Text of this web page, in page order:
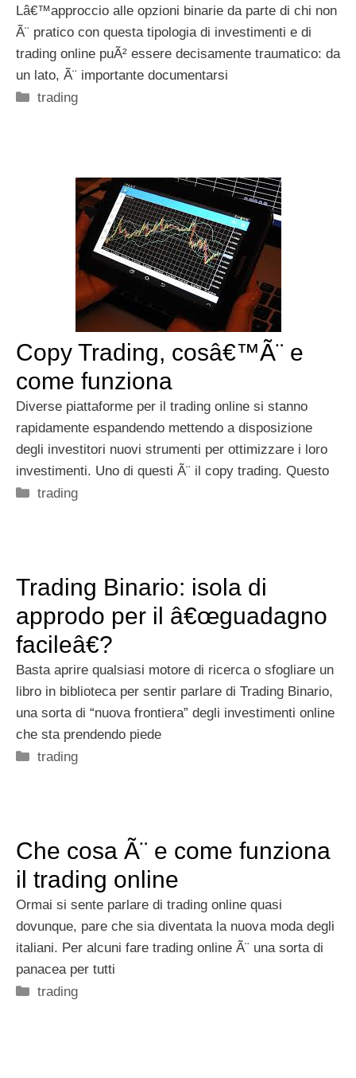
Lâ€™approccio alle opzioni binarie da parte di chi non
Ã¨ pratico con questa tipologia di investimenti e di
trading online puÃ² essere decisamente traumatico: da
un lato, Ã¨ importante documentarsi
Categorie
trading
Copy Trading, cosâ€™Ã¨ e
come funziona
Diverse piattaforme per il trading online si stanno
rapidamente espandendo mettendo a disposizione
degli investitori nuovi strumenti per ottimizzare i loro
investimenti. Uno di questi Ã¨ il copy trading. Questo
Categorie
trading
Trading Binario: isola di
approdo per il â€œguadagno
facileâ€?
Basta aprire qualsiasi motore di ricerca o sfogliare un
libro in biblioteca per sentir parlare di Trading Binario,
una sorta di “nuova frontiera” degli investimenti online
che sta prendendo piede
Categorie
trading
Che cosa Ã¨ e come funziona
il trading online
Ormai si sente parlare di trading online quasi
dovunque, pare che sia diventata la nuova moda degli
italiani. Per alcuni fare trading online Ã¨ una sorta di
panacea per tutti
Categorie
trading